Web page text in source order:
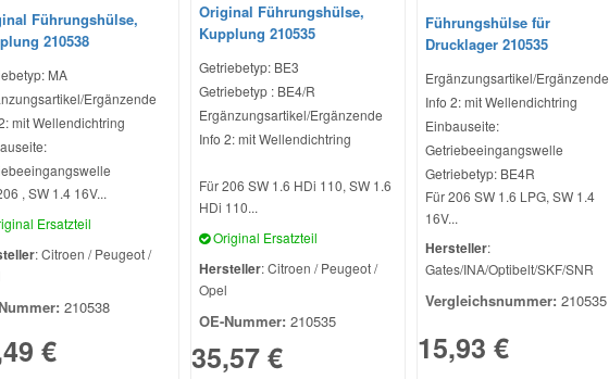
Führungshülse,
210538
MA
Ergänzende
mit Wellendichtring
, SW 1.4 16V...
Ersatzteil
: Citroen / Peugeot /
210538
€
Original Führungshülse,
Kupplung 210535
Getriebetyp: BE3
Getriebetyp : BE4/R
Ergänzungsartikel/Ergänzende
Info 2: mit Wellendichtring
Für 206 SW 1.6 HDi 110, SW 1.6
HDi 110...
Original Ersatzteil
Hersteller: Citroen / Peugeot /
Opel
OE-Nummer: 210535
35,57 €
Führungshülse für
Drucklager 210535
Ergänzungsartikel/Ergänzende
Info 2: mit Wellendichtring
Einbauseite:
Getriebeeingangswelle
Getriebetyp: BE4R
Für 206 SW 1.6 LPG, SW 1.4
16V...
Hersteller:
Gates/INA/Optibelt/SKF/SNR
Vergleichsnummer: 210535
15,93 €